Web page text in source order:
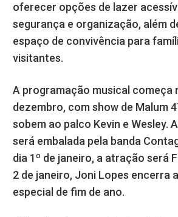
oferecer opções de lazer
segurança e organização, além
espaço de convivência para
visitantes.
A programação musical começa
dezembro, com show de Malum
sobem ao palco Kevin e Wesley.
será embalada pela banda
dia 1º de janeiro, a atração será
2 de janeiro, Joni Lopes encerra
especial de fim de ano.